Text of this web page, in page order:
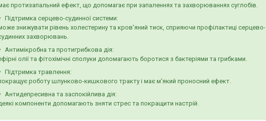
протизапальний ефект, що допомагає при запаленнях та захворюваннях суглобів.
Підтримка серцево-судинної системи:
знижувати рівень холестерину та кров'яний тиск, сприяючи профілактиці серцево-
захворювань.
Антимікробна та протигрибкова дія:
олії та фітохімічні сполуки допомагають боротися з бактеріями та грибками.
Підтримка травлення:
роботу шлунково-кишкового тракту і має м'який проносний ефект.
Антидепресивна та заспокійлива дія:
компоненти допомагають зняти стрес та покращити настрій.